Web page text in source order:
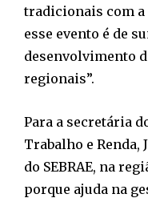
tradicionais com a
esse evento é de
desenvolvimento
regionais”.
Para a secretária
Trabalho e Renda,
do SEBRAE, na
porque ajuda na